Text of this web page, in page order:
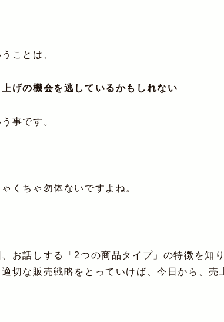
ことは、
げの機会を逃しているかもしれない
事です。
くちゃ勿体ないですよね。
お話しする「2つの商品タイプ」の特徴を知
切な販売戦略をとっていけば、今日から、売